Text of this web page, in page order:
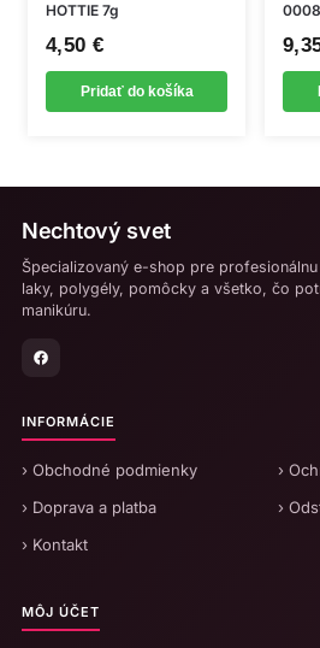
HOTTIE 7g
4,50 €
Pridať do košíka
Nechtový svet
Špecializovaný e-shop pre
laky, polygély, pomôcky a všetko, čo
manikúru.
INFORMÁCIE
› Obchodné podmienky
›
› Doprava a platba
›
› Kontakt
MÔJ ÚČET